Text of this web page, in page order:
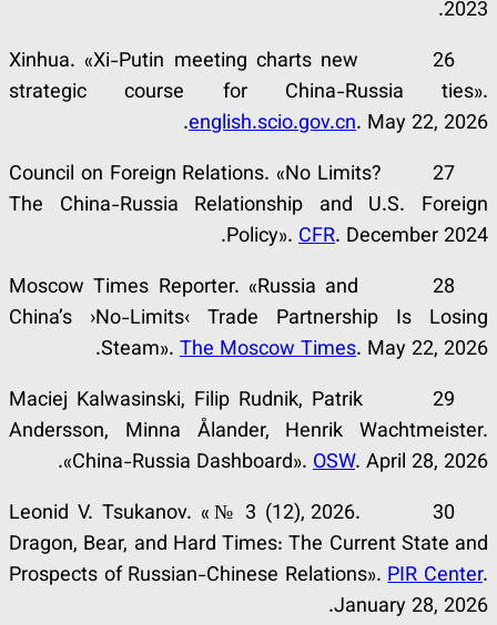
2023.
26 Xinhua. «Xi-Putin meeting charts new
strategic course for China-Russia ties».
english.scio.gov.cn. May 22, 2026.
27 Council on Foreign Relations. «No Limits?
The China-Russia Relationship and U.S. Foreign
Policy». CFR. December 2024.
28 Moscow Times Reporter. «Russia and
China’s ›No-Limits‹ Trade Partnership Is Losing
Steam». The Moscow Times. May 22, 2026.
29 Maciej Kalwasinski, Filip Rudnik, Patrik
Andersson, Minna Ålander, Henrik Wachtmeister.
«China-Russia Dashboard». OSW. April 28, 2026.
30 Leonid V. Tsukanov. «№ 3 (12), 2026.
Dragon, Bear, and Hard Times: The Current State and
Prospects of Russian-Chinese Relations».PIR Center.
January 28, 2026.